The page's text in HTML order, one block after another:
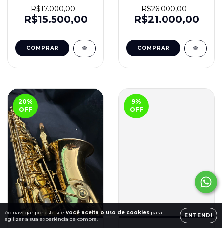
Ao navegar por este site você aceita o uso de cookies para
agilizar a sua experiência de compra.
ENTENDI
R$17.000,00
R$15.500,00
R$26.000,00
R$21.000,00
20%
OFF
9%
OFF